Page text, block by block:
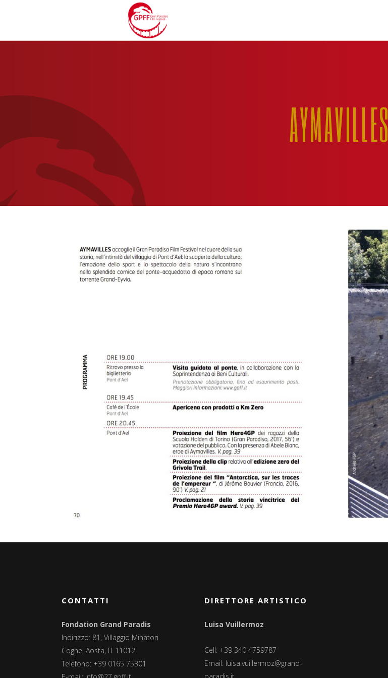
AYMAVILLES
CONTATTI
Fondation Grand Paradis
Indirizzo: 81, Villaggio Minatori
Cogne, Aosta, IT 11012
Telefono: +39 0165 75301
DIRETTORE ARTISTICO
Luisa Vuillermoz
Cell: +39 340 4759787
Email: luisa.vuillermoz@grand-
paradis.it